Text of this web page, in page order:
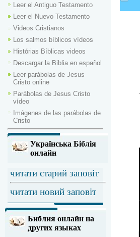
Leer el Antiguo Testamento
Leer el Nuevo Testamento
Videos Cristianos
Los salmos bíblicos vídeos
Histórias Bíblicas videos
Descargar la Biblia en español
Leer parábolas de Jesus
Cristo online
Parábolas de Jesus Cristo
vídeo
Imágenes de las parábolas de
Cristo
Українська Біблія
онлайн
читати старий заповіт
читати новий заповіт
Библия онлайн на
других языках